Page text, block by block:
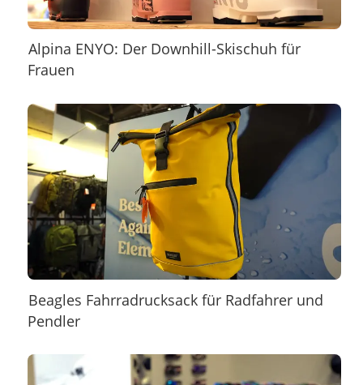
Alpina ENYO: Der Downhill-Skischuh für
Frauen
Beagles Fahrradrucksack für Radfahrer und
Pendler